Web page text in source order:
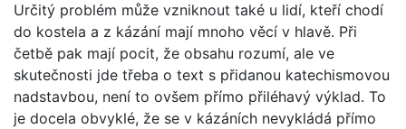
Určitý problém může vzniknout také u lidí, kteří chodí
do kos­tela a z kázání mají mnoho věcí v hlavě. Při
četbě pak mají pocit, že obsahu rozumí, ale ve
skutečnosti jde třeba o text s přidanou katechismovou
nadstavbou, není to ovšem přímo přiléhavý výklad. To
je docela obvyklé, že se v kázáních nevy­kládá přímo